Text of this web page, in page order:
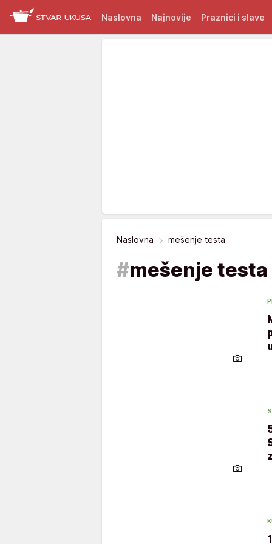
Naslovna Najnovije Praznici i slave
Naslovna mešenje testa
#mešenje testa